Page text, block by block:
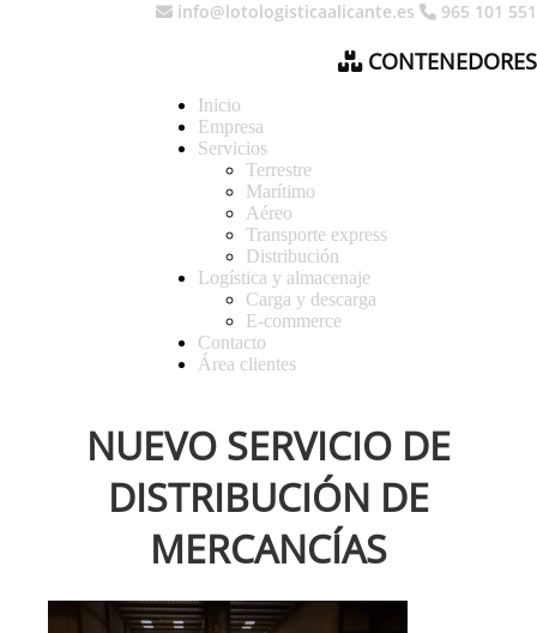
info@lotologisticaalicante.es 965 101 551
CONTENEDORES
Inicio
Empresa
Servicios
Terrestre
Marítimo
Aéreo
Transporte express
Distribución
Logística y almacenaje
Carga y descarga
E-commerce
Contacto
Área clientes
NUEVO SERVICIO DE
DISTRIBUCIÓN DE
MERCANCÍAS